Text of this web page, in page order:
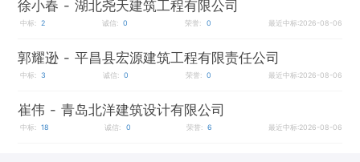
徐小春 - 湖北尧天建筑工程有限公司
中标: 2 诚信: 0 荣誉: 0 最近中标:2026-08-06
郭耀逊 - 平昌县宏源建筑工程有限责任公司
中标: 3 诚信: 0 荣誉: 0 最近中标:2026-08-06
崔伟 - 青岛北洋建筑设计有限公司
中标: 18 诚信: 0 荣誉: 6 最近中标:2026-08-06